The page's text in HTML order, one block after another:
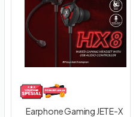
Earphone Gaming JETE-X
beberapa
varian.
Pilihan
di
halaman
produk